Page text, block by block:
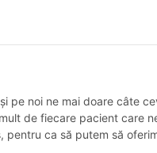
pe noi ne mai doare câte
de fiecare pacient care
ca să putem să